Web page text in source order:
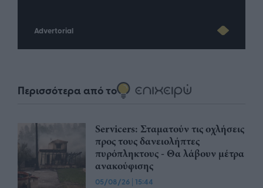
Advertorial
Περισσότερα από το
Servicers: Σταματούν τις οχλήσεις
προς τους δανειολήπτες
πυρόπληκτους - Θα λάβουν μέτρα
ανακούφισης
05/08/26 | 15:44